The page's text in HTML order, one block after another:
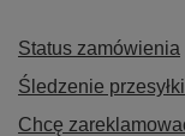
Status zamówienia
Śledzenie przesyłki
Chcę